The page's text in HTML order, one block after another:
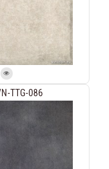
TTG-086